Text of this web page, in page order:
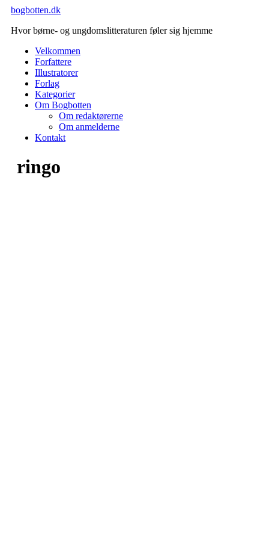
Videre
indhold
bogbotten.dk
Hvor børne- og ungdomslitteraturen føler sig hjemme
Velkommen
Forfattere
Illustratorer
Forlag
Kategorier
Om Bogbotten
Om redaktørerne
Om anmelderne
Kontakt
ringo